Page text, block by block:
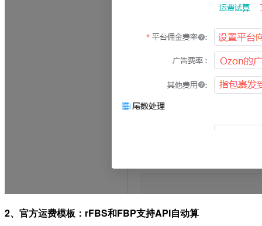
2、官方运费模板：rFBS和FBP支持API自动算